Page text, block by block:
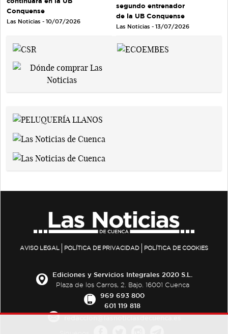
Conquense
Las Noticias - 10/07/2026
segundo entrenador
de la UB Conquense
Las Noticias - 13/07/2026
AVISO LEGAL POLÍTICA DE PRIVACIDAD POLÍTICA DE COOKIES
Ediciones y Servicios Integrales 2020 S.L.
Plaza de los Carros, 2. Bajo. 16001 Cuenca
969 693 800
601 119 818